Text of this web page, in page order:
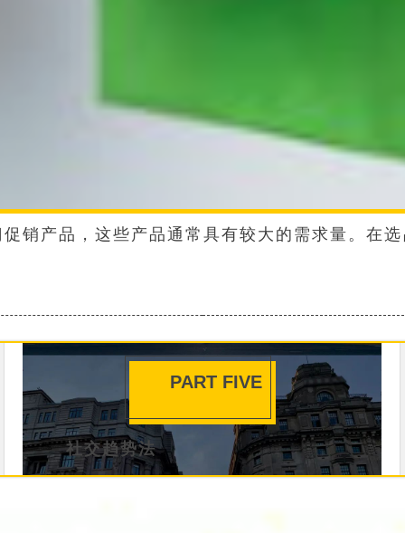
产品，这些产品通常具有较大的需求量。
PART FIVE
社交趋势法